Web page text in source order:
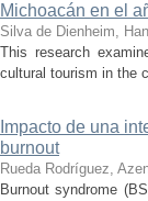
Michoacán en el
Silva de Dienheim,
This research
cultural tourism in the
Impacto de una
burnout
Rueda Rodríguez,
Burnout syndrome